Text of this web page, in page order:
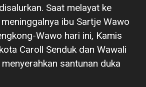
Saat melayat ke
ibu Sartje Wawo
Wawo hari ini, Kamis
Caroll Senduk dan Wawali
santunan duka